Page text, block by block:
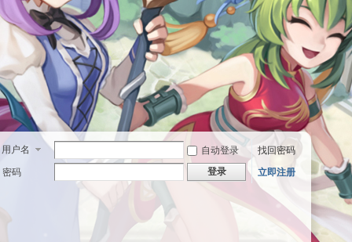
用户名 自动登录
找回密码
密码
登录 立即注册